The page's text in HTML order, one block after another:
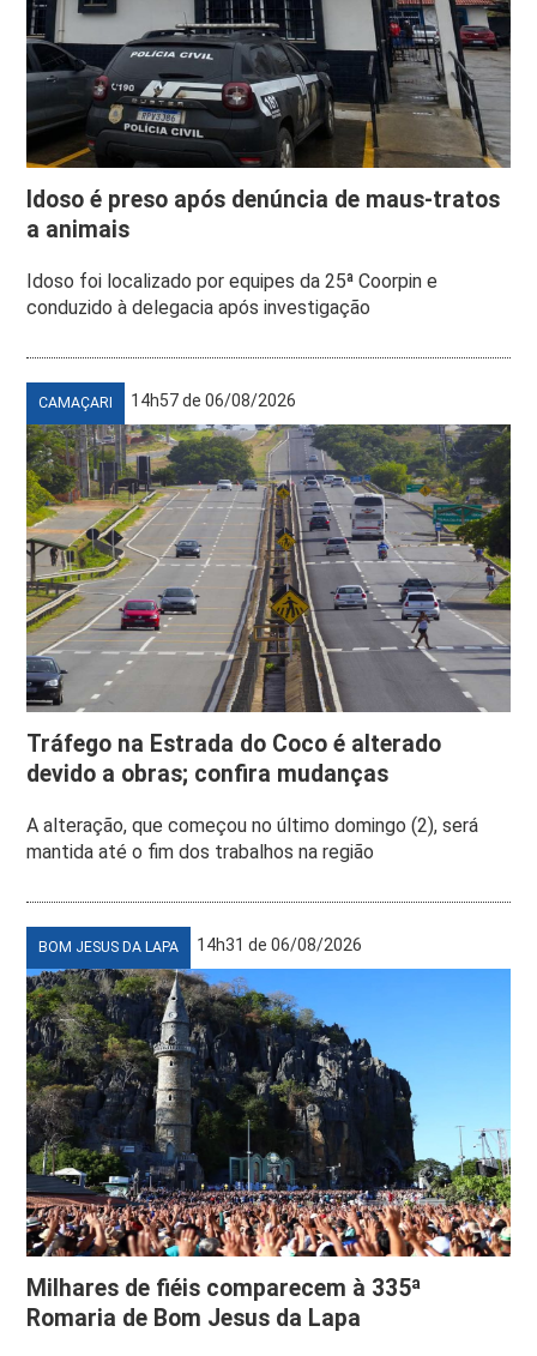
Idoso é preso após denúncia de maus-tratos
a animais
Idoso foi localizado por equipes da 25ª Coorpin e
conduzido à delegacia após investigação
CAMAÇARI 14h57 de 06/08/2026
Tráfego na Estrada do Coco é alterado
devido a obras; confira mudanças
A alteração, que começou no último domingo (2), será
mantida até o fim dos trabalhos na região
BOM JESUS DA LAPA 14h31 de 06/08/2026
Milhares de fiéis comparecem à 335ª
Romaria de Bom Jesus da Lapa